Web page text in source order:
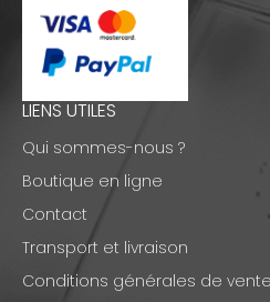
LIENS UTILES
Qui sommes-nous ?
Boutique en ligne
Contact
Transport et livraison
Conditions générales de vente